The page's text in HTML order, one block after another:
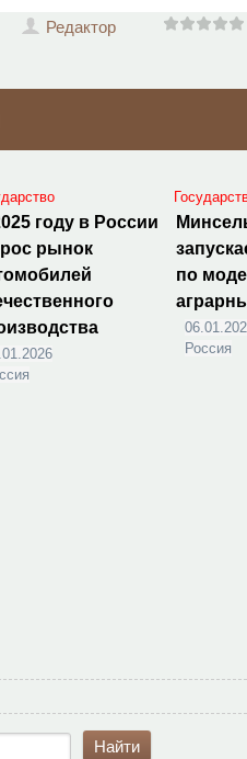
Редактор
году в России
рынок
по
Россия